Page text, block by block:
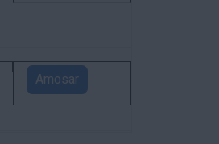
Amosar